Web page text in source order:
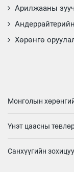
Арилжааны
Хөрөнгө
Монголын
Үнэт цаасны
Санхүүгийн